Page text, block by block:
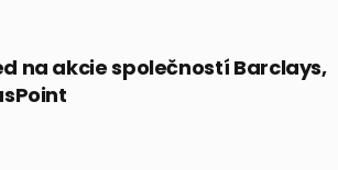
na akcie společností Barclays,